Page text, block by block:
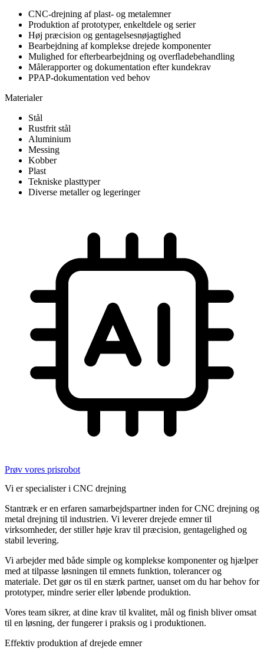
CNC-drejning af plast- og metalemner
Produktion af prototyper, enkeltdele og serier
Høj præcision og gentagelsesnøjagtighed
Bearbejdning af komplekse drejede komponenter
Mulighed for efterbearbejdning og overﬂadebehandling
Målerapporter og dokumentation efter kundekrav
PPAP-dokumentation ved behov
Materialer
Stål
Rustfrit stål
Aluminium
Messing
Kobber
Plast
Tekniske plasttyper
Diverse metaller og legeringer
Prøv vores prisrobot
Vi er specialister i CNC drejning
Stantræk er en erfaren samarbejdspartner inden for CNC drejning og
metal drejning til industrien. Vi leverer drejede emner til
virksomheder, der stiller høje krav til præcision, gentagelighed og
stabil levering.
Vi arbejder med både simple og komplekse komponenter og hjælper
med at tilpasse løsningen til emnets funktion, tolerancer og
materiale. Det gør os til en stærk partner, uanset om du har behov for
prototyper, mindre serier eller løbende produktion.
Vores team sikrer, at dine krav til kvalitet, mål og finish bliver omsat
til en løsning, der fungerer i praksis og i produktionen.
Effektiv produktion af drejede emner